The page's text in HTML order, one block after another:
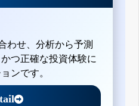
わせ、分析から予測
つ正確な投資体験に
ンです。